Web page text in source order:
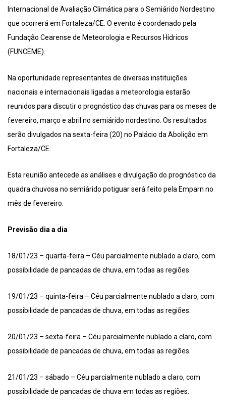
Internacional de Avaliação Climática para o Semiárido Nordestino
que ocorrerá em Fortaleza/CE. O evento é coordenado pela
Fundação Cearense de Meteorologia e Recursos Hídricos
(FUNCEME).
Na oportunidade representantes de diversas instituições
nacionais e internacionais ligadas a meteorologia estarão
reunidos para discutir o prognóstico das chuvas para os meses de
fevereiro, março e abril no semiárido nordestino. Os resultados
serão divulgados na sexta-feira (20) no Palácio da Abolição em
Fortaleza/CE.
Esta reunião antecede as análises e divulgação do prognóstico da
quadra chuvosa no semiárido potiguar será feito pela Emparn no
mês de fevereiro.
Previsão dia a dia
18/01/23 – quarta-feira – Céu parcialmente nublado a claro, com
possibilidade de pancadas de chuva, em todas as regiões.
19/01/23 – quinta-feira – Céu parcialmente nublado a claro, com
possibilidade de pancadas de chuva, em todas as regiões.
20/01/23 – sexta-feira – Céu parcialmente nublado a claro, com
possibilidade de pancadas de chuva, em todas as regiões.
21/01/23 – sábado – Céu parcialmente nublado a claro, com
possibilidade de pancadas de chuva em todas as regiões.